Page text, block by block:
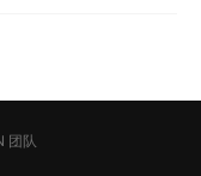
团队